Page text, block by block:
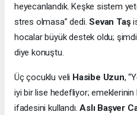
heyecanlandık. Keşke sistem
stres olmasa” dedi.Sevan Taş
hocalar büyük destek oldu;
diye konuştu.
Üç çocuklu veli Hasibe Uzun,
iyi bir lise hedefliyor; emeklerinin
ifadesini kullandı.Aslı Başver